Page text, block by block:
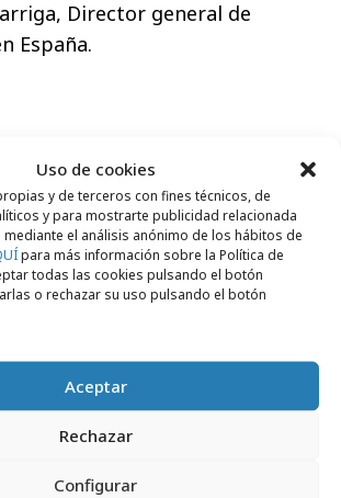
Uso de cookies
y de terceros con fines técnicos, de
y para mostrarte publicidad relacionada
el análisis anónimo de los hábitos de
para más información sobre la Política de
todas las cookies pulsando el botón
o rechazar su uso pulsando el botón
Aceptar
Rechazar
Configurar
Director general de
España.
Relacionadas